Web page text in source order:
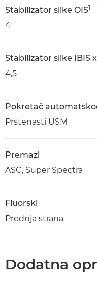
Stabilizator slike OIS1
4
Stabilizator slike IBIS
4,5
Pokretač
Prstenasti USM
Premazi
ASC, Super Spectra
Fluorski
Prednja strana
Dodatna